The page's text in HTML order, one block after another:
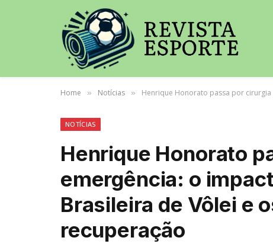
Home » Notícias » Henrique Honorato passa por
NOTÍCIAS
Henrique Honorato
emergência: o
Brasileira de Vôlei e
recuperação